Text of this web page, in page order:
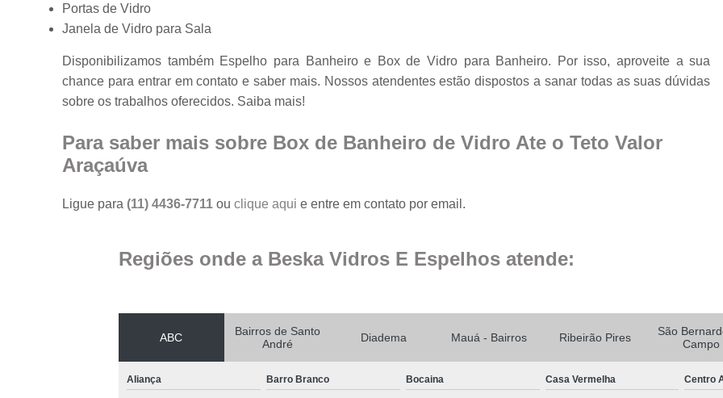
Fechamento de Vidro
Espelho
Espelho Moderno
Espelho
Portas de Vidro
Janela de Vidro para Sala
Disponibilizamos também Espelho para Banheiro e Box de Vidro para Banheiro. Por isso, aproveite a sua
chance para entrar em contato e saber mais. Nossos atendentes estão dispostos a sanar todas as suas dúvidas
sobre os trabalhos oferecidos. Saiba mais!
Para saber mais sobre Box de Banheiro de Vidro Ate o Teto Valor
Araçaúva
Ligue para(11) 4436-7711ouclique aqui e entre em contato por email.
Regiões onde a Beska Vidros E Espelhos atende:
ABC
Bairros de Santo
André
Diadema Mauá - Bairros Ribeirão Pires
São
Campo
Aliança Barro Branco Bocaina Casa Vermelha Centro